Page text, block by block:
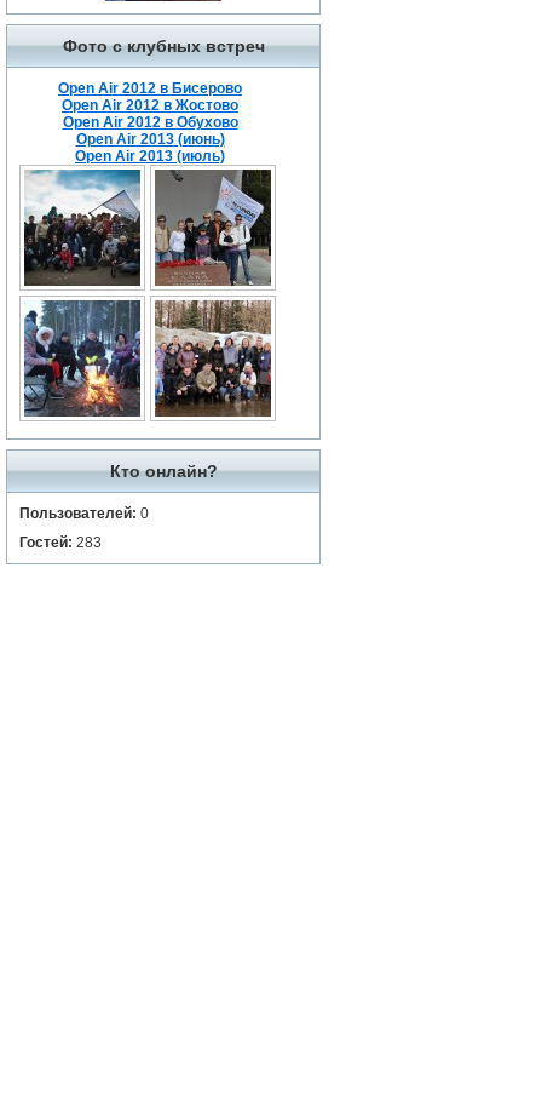
Фото с клубных встреч
Open Air 2012 в Бисерово
Open Air 2012 в Жостово
Open Air 2012 в Обухово
Open Air 2013 (июнь)
Open Air 2013 (июль)
Кто онлайн?
Пользователей: 0
Гостей: 283